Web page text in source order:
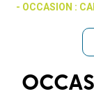
- OCCASION :